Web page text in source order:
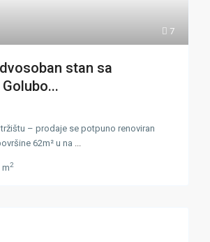
7
stan sa
– prodaje se potpuno renoviran
62m² u na ...
m2